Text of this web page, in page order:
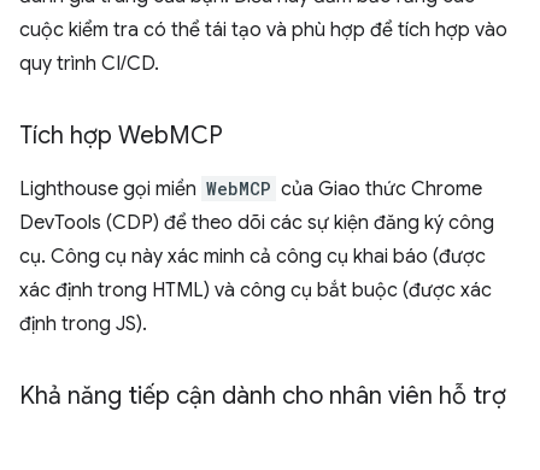
cuộc kiểm tra có thể tái tạo và phù hợp để tích hợp vào
quy trình CI/CD.
Tích hợp WebMCP
Lighthouse gọi miền WebMCP của Giao thức Chrome
DevTools (CDP) để theo dõi các sự kiện đăng ký công
cụ. Công cụ này xác minh cả công cụ khai báo (được
xác định trong HTML) và công cụ bắt buộc (được xác
định trong JS).
Khả năng tiếp cận dành cho nhân viên hỗ trợ